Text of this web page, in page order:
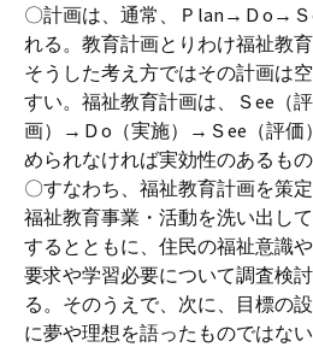
〇計画は、通常、Ｐlan→Ｄo→Ｓ
れる。教育計画とりわけ福祉教
そうした考え方ではその計画は
すい。福祉教育計画は、Ｓee（
画）→Ｄo（実施）→Ｓee（評価
められなければ実効性のあるもの
〇すなわち、福祉教育計画を策
福祉教育事業・活動を洗い出し
するとともに、住民の福祉意識
要求や学習必要について調査検
る。そのうえで、次に、目標の
に夢や理想を語ったものではな